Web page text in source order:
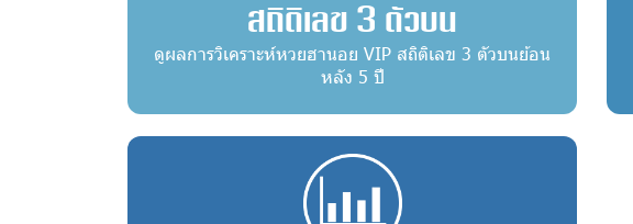
สถิติเลข 3 ตัวบน
ดูผลการวิเคราะห์หวยฮานอย VIP สถิติเลข 3 ตัวบนย้อน
หลัง 5 ปี